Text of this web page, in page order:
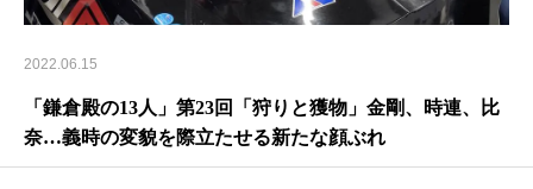
2022.06.15
「鎌倉殿の13人」第23回「狩りと獲物」金剛、時連、比
奈…義時の変貌を際立たせる新たな顔ぶれ